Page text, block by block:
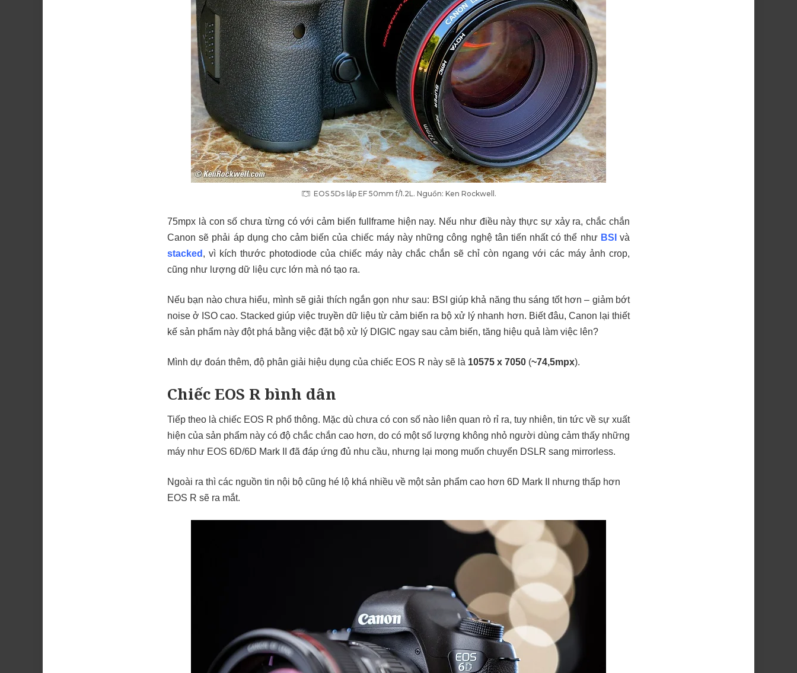
EOS 5Ds lắp EF 50mm f/1.2L. Nguồn: Ken Rockwell.
75mpx là con số chưa từng có với cảm biến fullframe hiện nay. Nếu như điều này thực sự xảy ra, chắc chắn
Canon sẽ phải áp dụng cho cảm biến của chiếc máy này những công nghệ tân tiến nhất có thể như BSI và
stacked , vì kích thước photodiode của chiếc máy này chắc chắn sẽ chỉ còn ngang với các máy ảnh crop,
cũng như lượng dữ liệu cực lớn mà nó tạo ra.
Nếu bạn nào chưa hiểu, mình sẽ giải thích ngắn gọn như sau: BSI giúp khả năng thu sáng tốt hơn – giảm bớt
noise ở ISO cao. Stacked giúp việc truyền dữ liệu từ cảm biến ra bộ xử lý nhanh hơn. Biết đâu, Canon lại thiết
kế sản phẩm này đột phá bằng việc đặt bộ xử lý DIGIC ngay sau cảm biến, tăng hiệu quả làm việc lên?
Mình dự đoán thêm, độ phân giải hiệu dụng của chiếc EOS R này sẽ là 10575 x 7050 (~74,5mpx).
Chiếc EOS R bình dân
Tiếp theo là chiếc EOS R phổ thông. Mặc dù chưa có con số nào liên quan rò rỉ ra, tuy nhiên, tin tức về sự xuất
hiện của sản phẩm này có độ chắc chắn cao hơn, do có một số lượng không nhỏ người dùng cảm thấy những
máy như EOS 6D/6D Mark II đã đáp ứng đủ nhu cầu, nhưng lại mong muốn chuyển DSLR sang mirrorless.
Ngoài ra thì các nguồn tin nội bộ cũng hé lộ khá nhiều về một sản phẩm cao hơn 6D Mark II nhưng thấp hơn
EOS R sẽ ra mắt.